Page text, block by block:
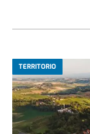
TERRITORIO